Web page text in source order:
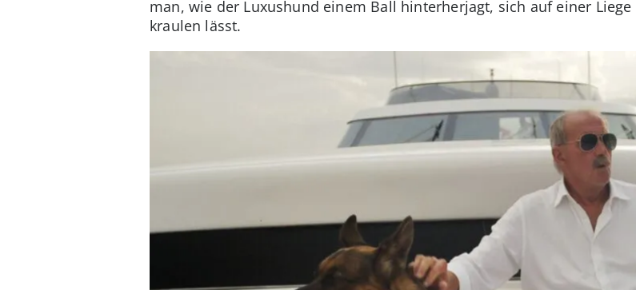
man, wie der Luxushund einem Ball hinterherjagt, sich auf einer
kraulen lässt.